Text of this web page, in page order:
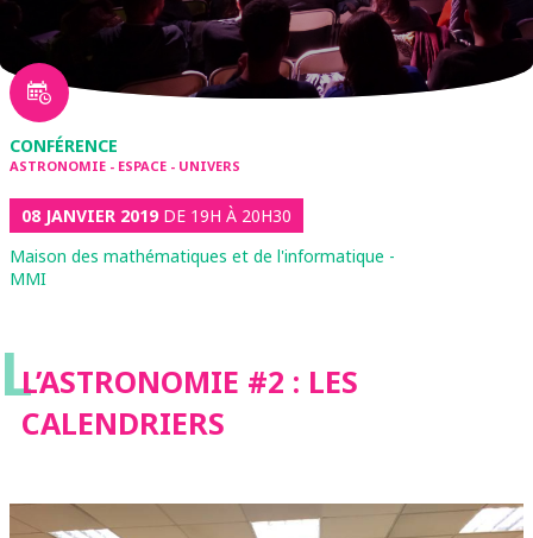
CONFÉRENCE
ASTRONOMIE - ESPACE - UNIVERS
08 JANVIER 2019DE 19H À 20H30
Maison des mathématiques et de l'informatique -
MMI
LL’ASTRONOMIE #2 : LES
CALENDRIERS